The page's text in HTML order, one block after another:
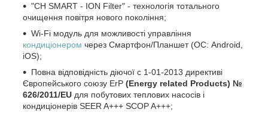
"CH SMART - ION Filter" - технологія тотального
очищення повітря нового покоління;
Wi-Fi модуль для можливості управління
кондиціонером через Смартфон/Планшет (ОС: Android,
iOS);
Повна відповідність діючої c 1-01-2013 директиві
Європейського союзу ErP (Energy related Products) №
626/2011/EU для побутових теплових насосів і
кондиціонерів SEER A+++ SCOP A+++;